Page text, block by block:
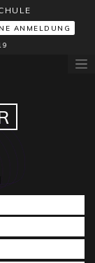
ANMELDUNG